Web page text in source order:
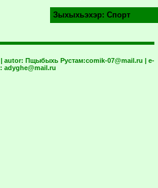
Зыхыхьэхэр:Спорт
autor: Пщыбыхь Рустам:comik-07@mail.ru | e-
adyghe@mail.ru